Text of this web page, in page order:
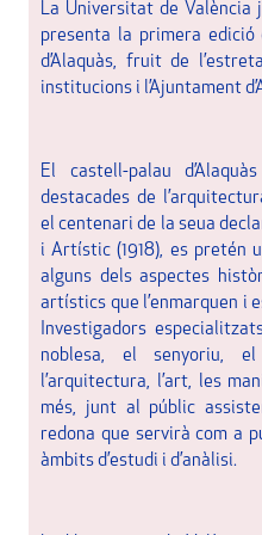
La Universitat de València
presenta la primera
d’Alaquàs, fruit de
institucions i l’Ajuntament
El castell-palau
destacades de
el centenari de la seua
i Artístic (1918), es pretén
alguns dels aspectes
artístics que l’enmarquen i
Investigadors
noblesa, el senyoriu, el
l’arquitectura, l’art, les
més, junt al públic
redona que servirà com a
àmbits d’estudi i d’anàlisi.